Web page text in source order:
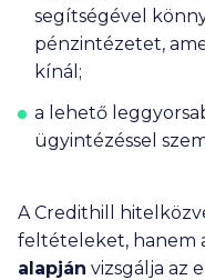
segítségével
pénzintézetet,
kínál;
a lehető
ügyintézéssel
A Credithill
feltételeket, hanem
alapján vizsgálja az